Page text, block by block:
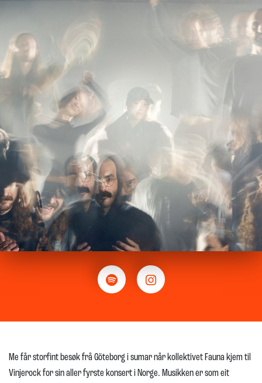
Me får storfint besøk frå Göteborg i sumar når kollektivet Fauna kjem til
Vinjerock for sin aller fyrste konsert i Norge. Musikken er som eit